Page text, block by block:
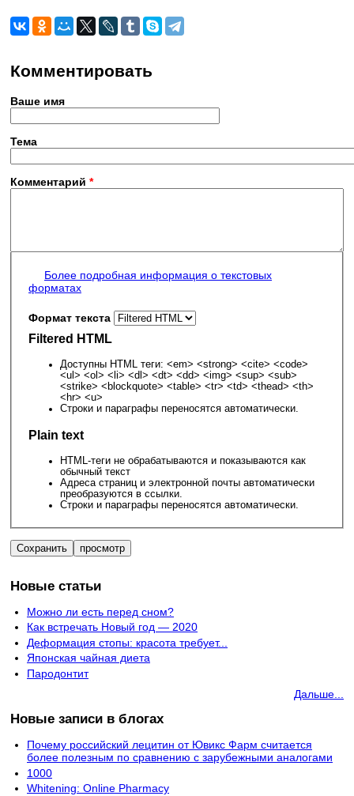
Комментировать
Ваше имя
Тема
Комментарий *
Более подробная информация о текстовых
форматах
Формат текста
Filtered HTML
Доступны HTML теги: <em> <strong> <cite> <code>
<ul> <ol> <li> <dl> <dt> <dd> <img> <sup> <sub>
<strike> <blockquote> <table> <tr> <td> <thead> <th>
<hr> <u>
Строки и параграфы переносятся автоматически.
Plain text
HTML-теги не обрабатываются и показываются как
обычный текст
Адреса страниц и электронной почты автоматически
преобразуются в ссылки.
Строки и параграфы переносятся автоматически.
Новые статьи
Можно ли есть перед сном?
Как встречать Новый год — 2020
Деформация стопы: красота требует...
Японская чайная диета
Пародонтит
Дальше...
Новые записи в блогах
Почему российский лецитин от Ювикс Фарм считается
более полезным по сравнению с зарубежными аналогами
1000
Whitening: Online Pharmacy